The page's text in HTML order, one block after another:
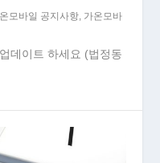
모바일 공지사항, 가온모바
데이트 하세요 (법정동